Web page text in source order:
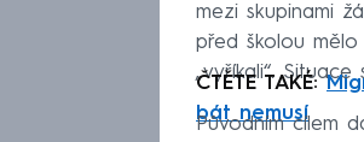
mezi skupinami
před školou mělo
„vyříkali“.
ČTĚTE TAKÉ:
bát nemusí
Původním cílem